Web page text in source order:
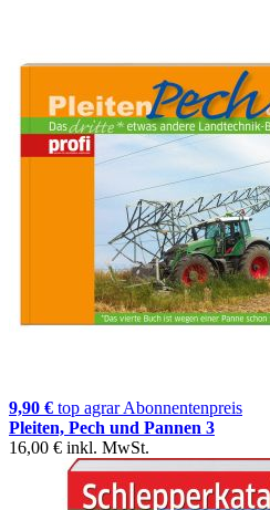
9,90 € top agrar Abonnentenpreis
Pleiten, Pech und Pannen 3
16,00 € inkl. MwSt.